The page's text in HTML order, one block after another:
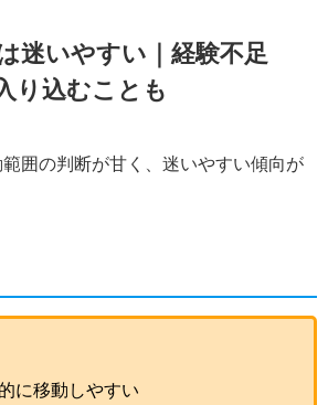
迷いやすい｜経験不足
り込むことも
囲の判断が甘く、迷いやすい傾向が
に移動しやすい